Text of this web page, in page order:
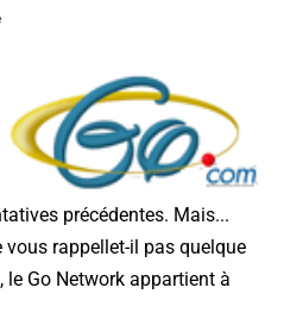
précédentes. Mais...
vous rappellet-il pas quelque
le Go Network appartient à